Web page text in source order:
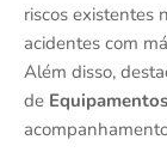
riscos existentes
acidentes com
Além disso,
de